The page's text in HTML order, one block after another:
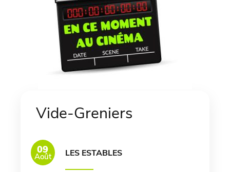
Vide-Greniers
09
Août LES ESTABLES